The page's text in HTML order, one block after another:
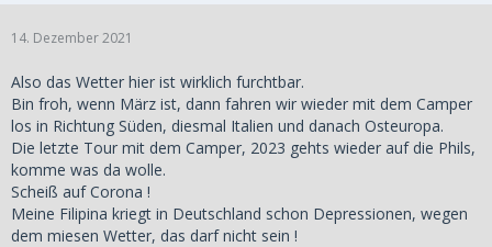
14. Dezember 2021
Also das Wetter hier ist wirklich furchtbar.
Bin froh, wenn März ist, dann fahren wir wieder mit dem Camper
los in Richtung Süden, diesmal Italien und danach Osteuropa.
Die letzte Tour mit dem Camper, 2023 gehts wieder auf die Phils,
komme was da wolle.
Scheiß auf Corona !
Meine Filipina kriegt in Deutschland schon Depressionen, wegen
dem miesen Wetter, das darf nicht sein !